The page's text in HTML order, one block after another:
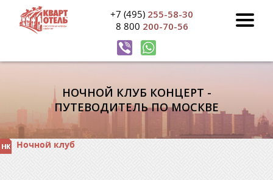
+7 (495) 255-58-30
8 800 200-70-56
НОЧНОЙ КЛУБ КОНЦЕРТ -
ПУТЕВОДИТЕЛЬ ПО МОСКВЕ
Ночной клуб